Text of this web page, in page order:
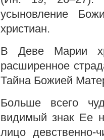
усыновление
христиан.
В Деве Марии
расширенное
Тайна Божией
Больше всего
видимый знак Ее
лицо девственно-